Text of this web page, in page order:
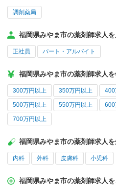
調剤薬局
福岡県みやま市の薬剤師求人
正社員 パート・アルバイト
福岡県みやま市の薬剤師求人
300万円以上 350万円以上 400
500万円以上 550万円以上 600
700万円以上
福岡県みやま市の薬剤師求人
内科 外科 皮膚科 小児科
福岡県みやま市の薬剤師求人